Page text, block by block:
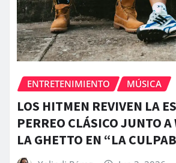
ENTRETENIMIENTO MÚSICA
LOS HITMEN REVIVEN LA
PERREO CLÁSICO JUNTO A
LA GHETTO EN “LA